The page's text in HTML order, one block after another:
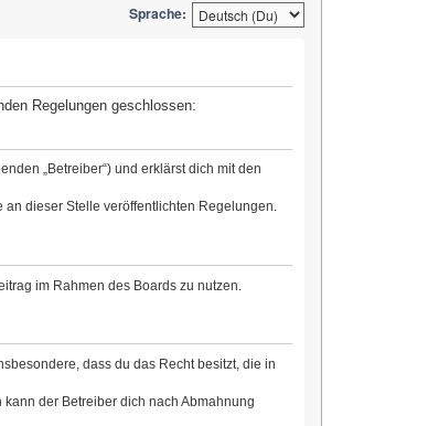
Sprache:
Regelungen geschlossen:
„Betreiber“) und erklärst dich mit den
dieser Stelle veröffentlichten Regelungen.
im Rahmen des Boards zu nutzen.
dass du das Recht besitzt, die in
der Betreiber dich nach Abmahnung